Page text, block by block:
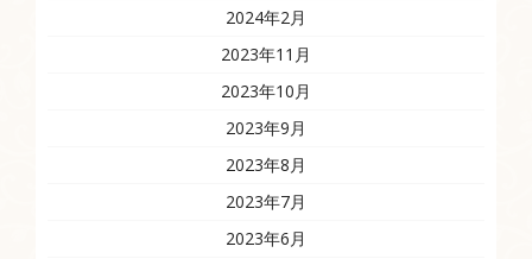
2024年2月
2023年11月
2023年10月
2023年9月
2023年8月
2023年7月
2023年6月